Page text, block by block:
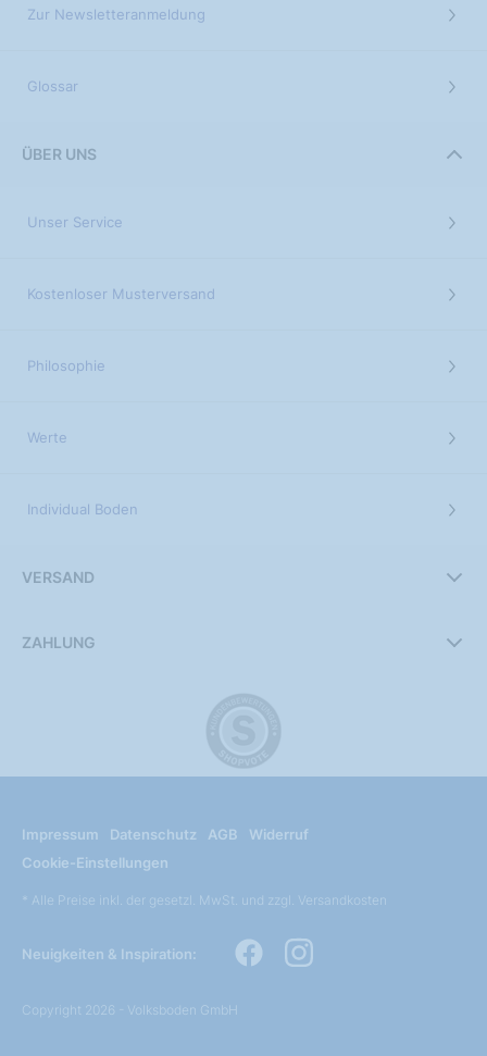
Zur Newsletteranmeldung
Glossar
ÜBER UNS
Unser Service
Kostenloser Musterversand
Philosophie
Werte
Individual Boden
VERSAND
ZAHLUNG
Impressum Datenschutz AGB
Widerruf
Cookie-Einstellungen
* Alle Preise inkl. der gesetzl. MwSt. und zzgl. Versandkosten
Neuigkeiten & Inspiration:
Copyright 2026 - Volksboden GmbH